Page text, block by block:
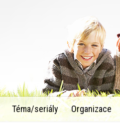
Téma/seriály Organizace